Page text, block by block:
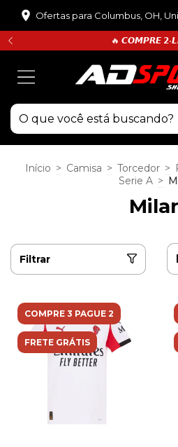
Ofertas para Columbus, OH,
🔥 𝘾𝙊𝙈𝙋𝙍𝙀
Início > Camisa > Torcedor >
Serie A >
Filtrar
COMPRE 3 PAGUE 2
FRETE GRÁTIS